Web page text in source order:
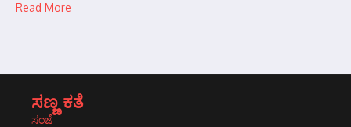
Read More
ಸಣ್ಣ ಕತೆ
ಸಂಜೆ